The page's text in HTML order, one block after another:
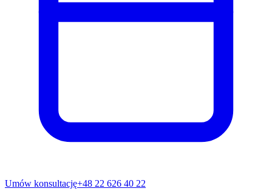
Umów konsultację+48 22 626 40 22